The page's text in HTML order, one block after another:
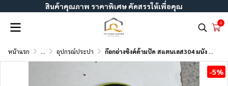
สินค้าคุณภาพ ราคาพิเศษ คัดสรรให้เพื่อคุณ
0
หน้าแรก ... อุปกรณ์ประปา ก๊อกอ่างซิงค์ด้ามปัด สแตนเลส304 ผนัง CS-11 , ยืน CS-13
-5%